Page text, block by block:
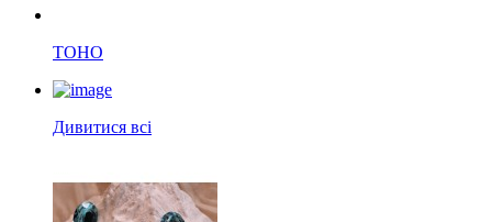
TOHO
Дивитися всі